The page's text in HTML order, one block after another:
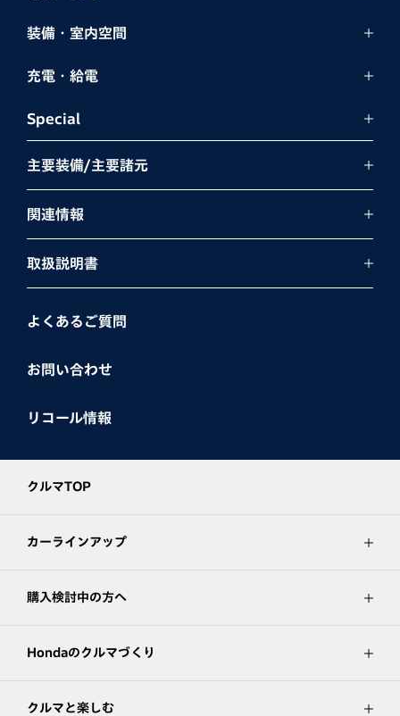
装備・室内空間
充電・給電
Special
主要装備/主要諸元
関連情報
取扱説明書
よくあるご質問
お問い合わせ
リコール情報
クルマTOP
カーラインアップ
購入検討中の方へ
Hondaのクルマづくり
クルマと楽しむ